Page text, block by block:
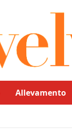
Allevamento